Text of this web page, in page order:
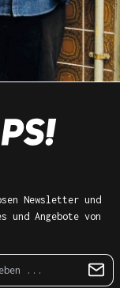
Newsletter und
und Angebote von